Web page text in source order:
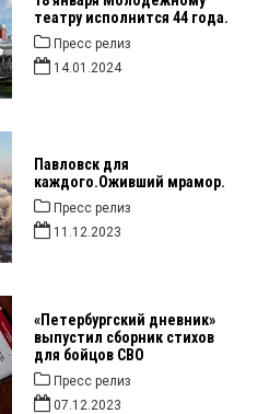
театру исполнится 44 года.
Пресс релиз
14.01.2024
Павловск для
каждого.Оживший мрамор.
Пресс релиз
11.12.2023
«Петербургский дневник»
выпустил сборник стихов
для бойцов СВО
Пресс релиз
07.12.2023